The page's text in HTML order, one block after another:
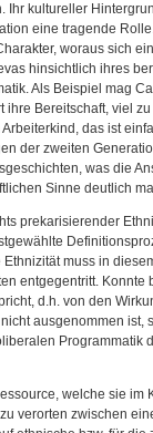
kultureller
eine tragende
woraus sich
hinsichtlich ihres
Als Beispiel mag
Bereitschaft, viel
das ist
der zweiten
was die
Sinne deutlich
prekarisierender
muss in
entgegentritt.
d.h. von den
ausgenommen
Programmatik
welche sie im
verorten zwischen